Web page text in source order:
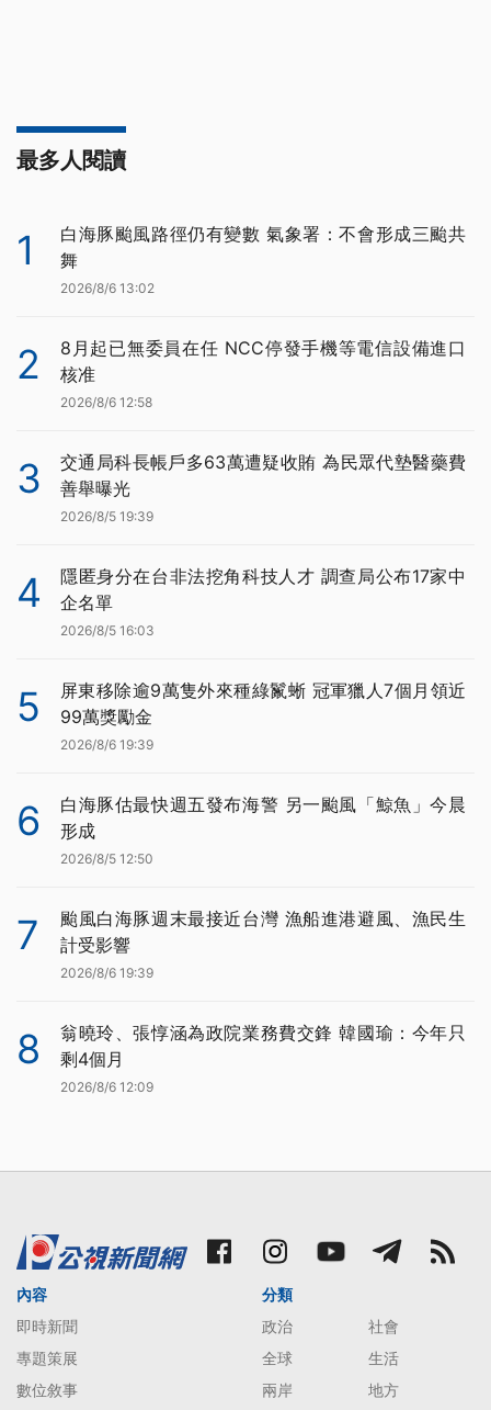
最多人閱讀
1
白海豚颱風路徑仍有變數 氣象署：不會形成三颱共
舞
2026/8/6 13:02
2
8月起已無委員在任 NCC停發手機等電信設備進口
核准
2026/8/6 12:58
3
交通局科長帳戶多63萬遭疑收賄 為民眾代墊醫藥費
善舉曝光
2026/8/5 19:39
4
隱匿身分在台非法挖角科技人才 調查局公布17家中
企名單
2026/8/5 16:03
5
屏東移除逾9萬隻外來種綠鬣蜥 冠軍獵人7個月領近
99萬獎勵金
2026/8/6 19:39
6
白海豚估最快週五發布海警 另一颱風「鯨魚」今晨
形成
2026/8/5 12:50
7
颱風白海豚週末最接近台灣 漁船進港避風、漁民生
計受影響
2026/8/6 19:39
8
翁曉玲、張惇涵為政院業務費交鋒 韓國瑜：今年只
剩4個月
2026/8/6 12:09
內容
即時新聞
專題策展
數位敘事
分類
政治
社會
全球
生活
兩岸
地方